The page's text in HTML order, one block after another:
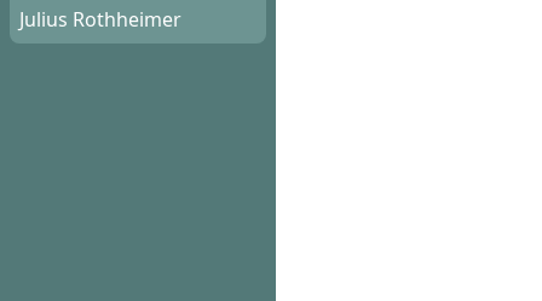
Julius Rothheimer